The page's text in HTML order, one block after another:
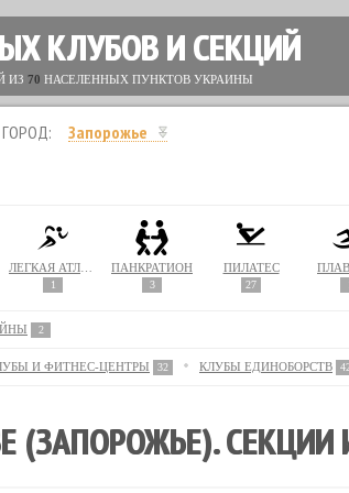
КЛУБОВ И СЕКЦИЙ
ИЗ 70 НАСЕЛЕННЫХ ПУНКТОВ УКРАИНЫ
Запорожье
1
ПАНКРАТИОН
3
ПИЛАТЕС
27
2
И ФИТНЕС-ЦЕНТРЫ 32 КЛУБЫ ЕДИНОБОРСТВ 42
(ЗАПОРОЖЬЕ).